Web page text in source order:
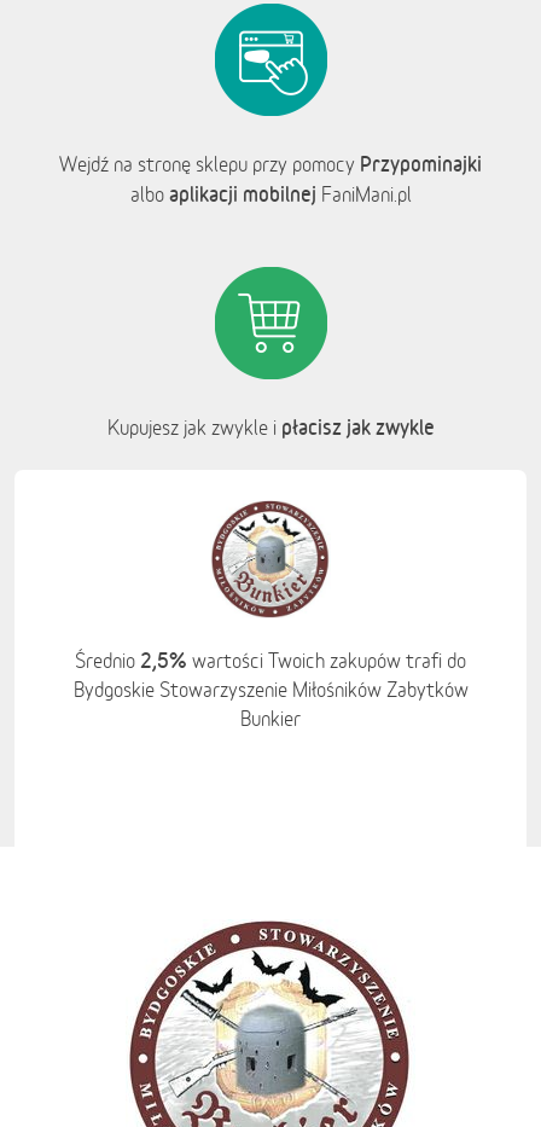
Wejdź na stronę sklepu przy pomocy Przypominajki
albo aplikacji mobilnej FaniMani.pl
Kupujesz jak zwykle i płacisz jak zwykle
Średnio 2,5% wartości Twoich zakupów trafi do
Bydgoskie Stowarzyszenie Miłośników Zabytków
Bunkier